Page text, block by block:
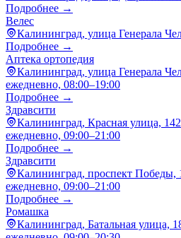
Подробнее →
Велес
Калининград, улица Генерала
Подробнее →
Аптека ортопедия
Калининград, улица Генерала
ежедневно, 08:00–19:00
Подробнее →
Здравсити
Калининград, Красная улица, 142
ежедневно, 09:00–21:00
Подробнее →
Здравсити
Калининград, проспект Победы,
ежедневно, 09:00–21:00
Подробнее →
Ромашка
Калининград, Батальная улица,